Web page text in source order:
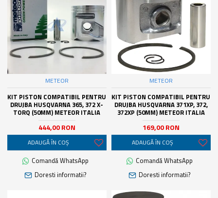
METEOR
KIT PISTON COMPATIBIL PENTRU
DRUJBA HUSQVARNA 365, 372 X-
TORQ (50MM) METEOR ITALIA
444,00 RON
ADAUGĂ ÎN COŞ
Comandă WhatsApp
Doresti informatii?
METEOR
KIT PISTON COMPATIBIL PENTRU
DRUJBA HUSQVARNA 371XP, 372,
372XP (50MM) METEOR ITALIA
169,00 RON
ADAUGĂ ÎN COŞ
Comandă WhatsApp
Doresti informatii?